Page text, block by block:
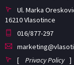
Ul. Marka
16210 Vlasotince
016/877-297
[ Privacy Policy ]